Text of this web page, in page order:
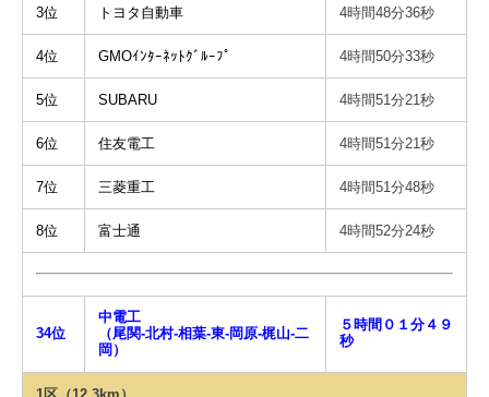
3位 トヨタ自動車 4時間48分36秒
4位 GMOｲﾝﾀｰﾈｯﾄｸﾞﾙｰﾌﾟ 4時間50分33秒
5位 SUBARU 4時間51分21秒
6位 住友電工 4時間51分21秒
7位 三菱重工 4時間51分48秒
8位 富士通 4時間52分24秒
34位
中電工
（尾関-北村-相葉-東-岡原-梶山-二
岡）
５時間０１分４９
秒